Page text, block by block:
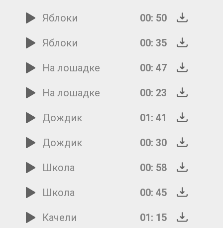
Яблоки
00: 50
Яблоки
00: 35
На лошадке
00: 47
На лошадке
00: 23
Дождик
01: 41
Дождик
00: 30
Школа
00: 58
Школа
00: 45
Качели
01: 15